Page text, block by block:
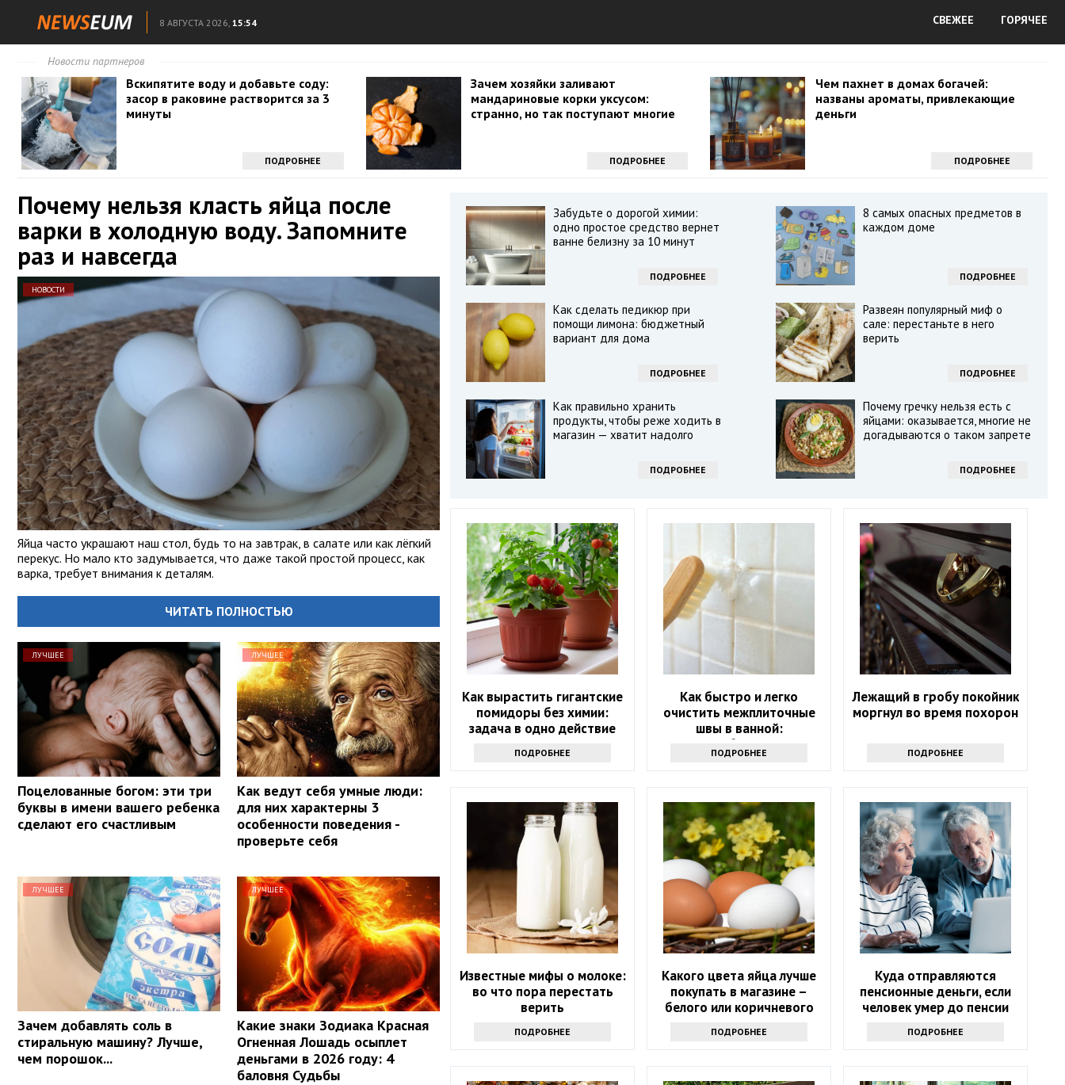
8 АВГУСТА 2026, 15:54 СВЕЖЕЕ ГОРЯЧЕЕ
Новости партнеров
Вскипятите воду и добавьте соду:
засор в раковине растворится за 3
минуты
ПОДРОБНЕЕ
Зачем хозяйки заливают
мандариновые корки уксусом:
странно, но так поступают многие
ПОДРОБНЕЕ
Чем пахнет в домах богачей:
названы ароматы, привлекающие
деньги
ПОДРОБНЕЕ
Почему нельзя класть яйца после
варки в холодную воду. Запомните
раз и навсегда
НОВОСТИ
Яйца часто украшают наш стол, будь то на завтрак, в салате или как лёгкий
перекус. Но мало кто задумывается, что даже такой простой процесс, как
варка, требует внимания к деталям.
ЧИТАТЬ ПОЛНОСТЬЮ
ЛУЧШЕЕ
Поцелованные богом: эти три
буквы в имени вашего ребенка
сделают его счастливым
ЛУЧШЕЕ
Как ведут себя умные люди:
для них характерны 3
особенности поведения -
проверьте себя
ЛУЧШЕЕ
Зачем добавлять соль в
стиральную машину? Лучше,
чем порошок...
ЛУЧШЕЕ
Какие знаки Зодиака Красная
Огненная Лошадь осыплет
деньгами в 2026 году: 4
баловня Судьбы
Забудьте о дорогой химии:
одно простое средство вернет
ванне белизну за 10 минут
ПОДРОБНЕЕ
8 самых опасных предметов в
каждом доме
ПОДРОБНЕЕ
Как сделать педикюр при
помощи лимона: бюджетный
вариант для дома
ПОДРОБНЕЕ
Развеян популярный миф о
сале: перестаньте в него
верить
ПОДРОБНЕЕ
Как правильно хранить
продукты, чтобы реже ходить в
магазин — хватит надолго
ПОДРОБНЕЕ
Почему гречку нельзя есть с
яйцами: оказывается, многие не
догадываются о таком запрете
ПОДРОБНЕЕ
Как вырастить гигантские
помидоры без химии:
задача в одно действие
ПОДРОБНЕЕ
Как быстро и легко
очистить межплиточные
швы в ванной:
понадобится соль
ПОДРОБНЕЕ
Лежащий в гробу покойник
моргнул во время похорон
ПОДРОБНЕЕ
Известные мифы о молоке:
во что пора перестать
верить
ПОДРОБНЕЕ
Какого цвета яйца лучше
покупать в магазине –
белого или коричневого
ПОДРОБНЕЕ
Куда отправляются
пенсионные деньги, если
человек умер до пенсии
ПОДРОБНЕЕ